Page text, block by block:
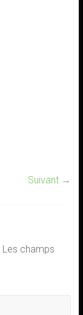
Suivant →
Les champs